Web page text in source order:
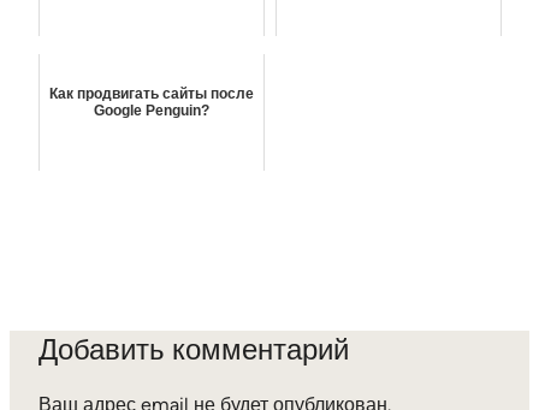
Как продвигать сайты после
Google Penguin?
Добавить комментарий
Ваш адрес email не будет опубликован.